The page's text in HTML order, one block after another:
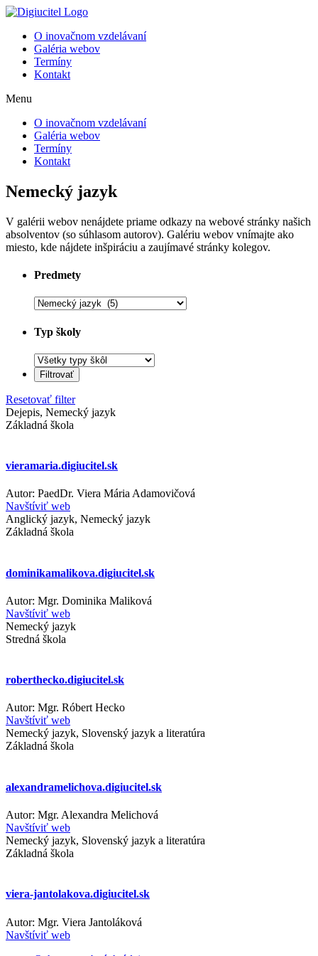
Preskočiť
obsah
O inovačnom vzdelávaní
Galéria webov
Termíny
Kontakt
Menu
O inovačnom vzdelávaní
Galéria webov
Termíny
Kontakt
Nemecký jazyk
V galérii webov nenájdete priame odkazy na webové stránky našich
absolventov (so súhlasom autorov). Galériu webov vnímajte ako
miesto, kde nájdete inšpiráciu a zaujímavé stránky kolegov.
Predmety
Typ školy
Resetovať filter
Dejepis, Nemecký jazyk
Základná škola
vieramaria.digiucitel.sk
Autor: PaedDr. Viera Mária Adamovičová
Navštíviť web
Anglický jazyk, Nemecký jazyk
Základná škola
dominikamalikova.digiucitel.sk
Autor: Mgr. Dominika Maliková
Navštíviť web
Nemecký jazyk
Stredná škola
roberthecko.digiucitel.sk
Autor: Mgr. Róbert Hecko
Navštíviť web
Nemecký jazyk, Slovenský jazyk a literatúra
Základná škola
alexandramelichova.digiucitel.sk
Autor: Mgr. Alexandra Melichová
Navštíviť web
Nemecký jazyk, Slovenský jazyk a literatúra
Základná škola
viera-jantolakova.digiucitel.sk
Autor: Mgr. Viera Jantoláková
Navštíviť web